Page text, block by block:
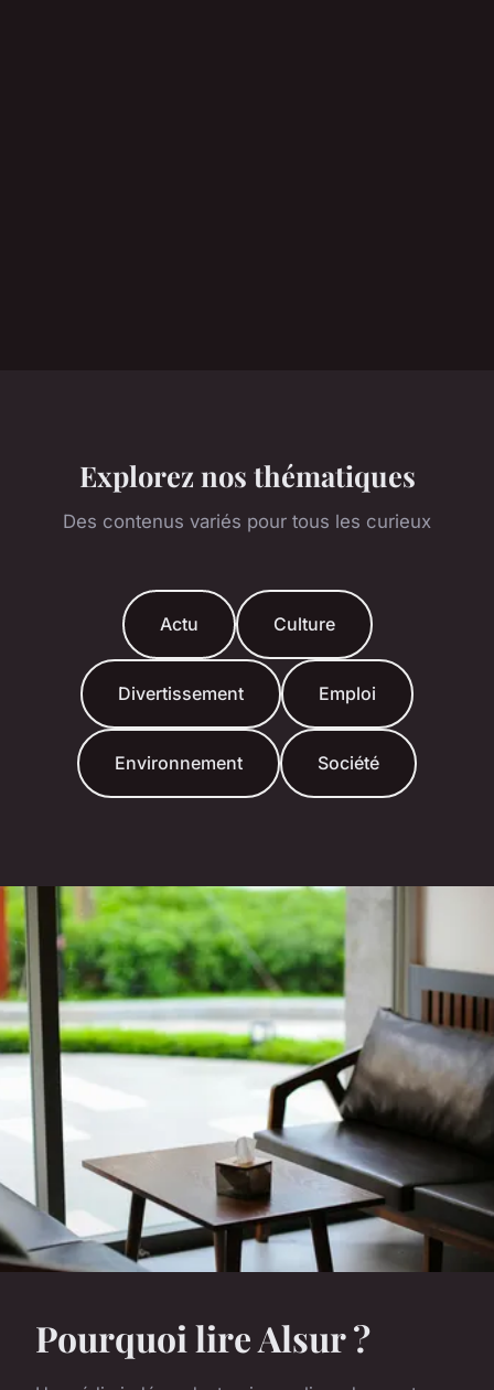
Explorez nos thématiques
Des contenus variés pour tous les curieux
Actu Culture
Divertissement Emploi
Environnement Société
Pourquoi lire Alsur ?